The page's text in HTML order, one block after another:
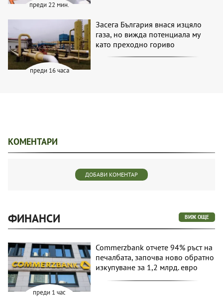
преди 22 мин.
преди 16 часа
Засега България внася изцяло
газа, но вижда потенциала му
като преходно гориво
КОМЕНТАРИ
ДОБАВИ КОМЕНТАР
ФИНАНСИ ВИЖ ОЩЕ
преди 1 час
Commerzbank отчете 94% ръст на
печалбата, започва ново обратно
изкупуване за 1,2 млрд. евро